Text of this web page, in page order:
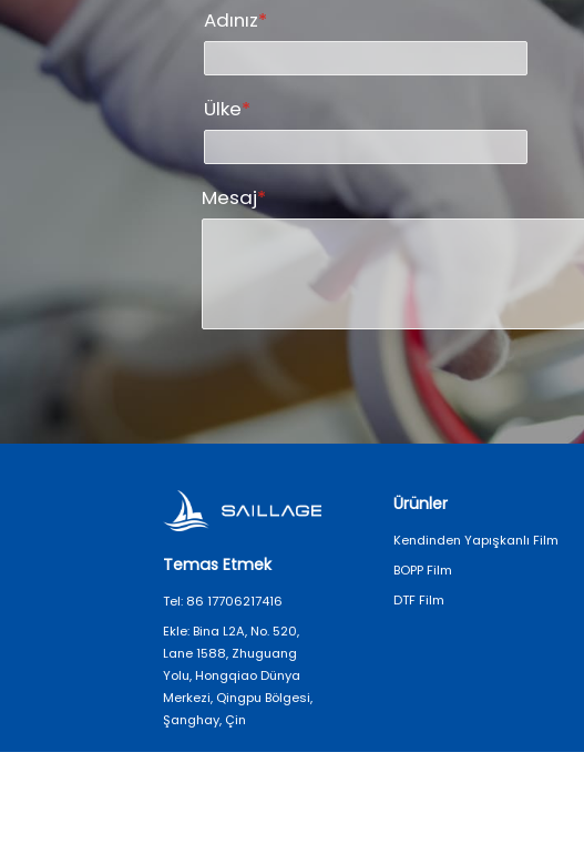
Adınız*
Ülke*
Mesaj*
Temas Etmek
Tel: 86 17706217416
Ekle: Bina L2A, No. 520,
Lane 1588, Zhuguang
Yolu, Hongqiao Dünya
Merkezi, Qingpu Bölgesi,
Şanghay, Çin
Ürünler
Kendinden Yapışkanlı Film
BOPP Film
DTF Film